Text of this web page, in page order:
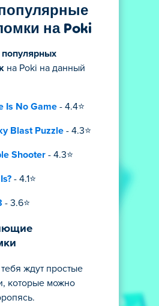
на Poki
на Poki на данный
Is No Game - 4.4⭐
Blast Puzzle - 4.3⭐
Shooter - 4.3⭐
- 4.1⭐
- 3.6⭐
тебя ждут простые
которые можно